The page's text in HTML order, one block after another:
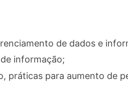
de dados e
informação;
práticas para aumento de